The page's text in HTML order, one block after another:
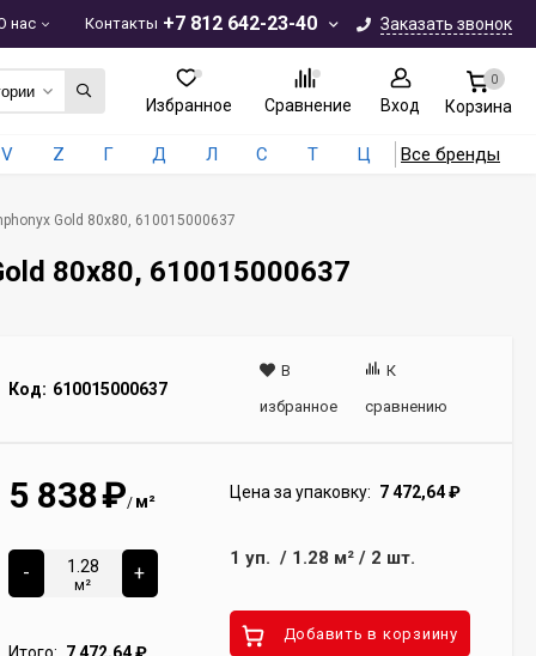
+7 812 642-23-40 Заказать звонок
нас Контакты
Избранное Сравнение Вход
0
Корзина
V Z Г Д Л С Т Ц Все бренды
Gold 80x80, 610015000637
80x80, 610015000637
Код: 610015000637
В
избранное
К
сравнению
5 838₽/ м²
-
м²
+
Цена за упаковку: 7 472,64₽
1 уп. / 1.28 м²/ 2 шт.
Добавить в корзиину